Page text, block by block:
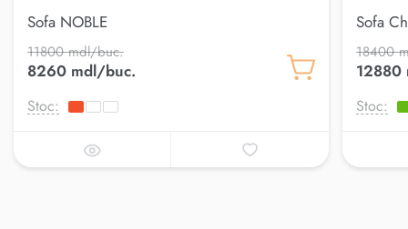
Sofa NOBLE
11800 mdl/buc.
8260 mdl/buc.
Stoc:
Sofa
18400
12880
Stoc: